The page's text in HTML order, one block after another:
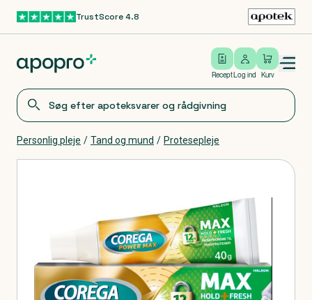
Gå til hovedindholdTrustScore 4.8
Recept
Log ind
Log ind Kurv
Open/close menu
Personlig pleje / Tand og mund / Protesepleje